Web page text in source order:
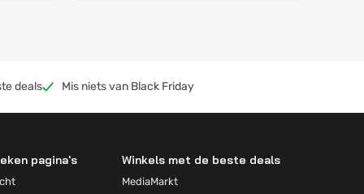
deals Mis niets van Black Friday
pagina's Winkels met de beste deals
MediaMarkt